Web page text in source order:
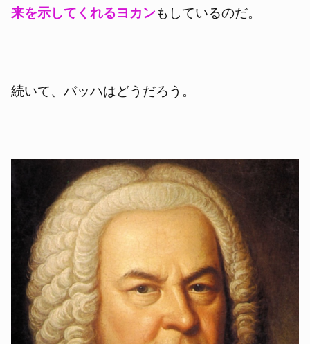
来を示してくれるヨカンもしているのだ。
続いて、バッハはどうだろう。